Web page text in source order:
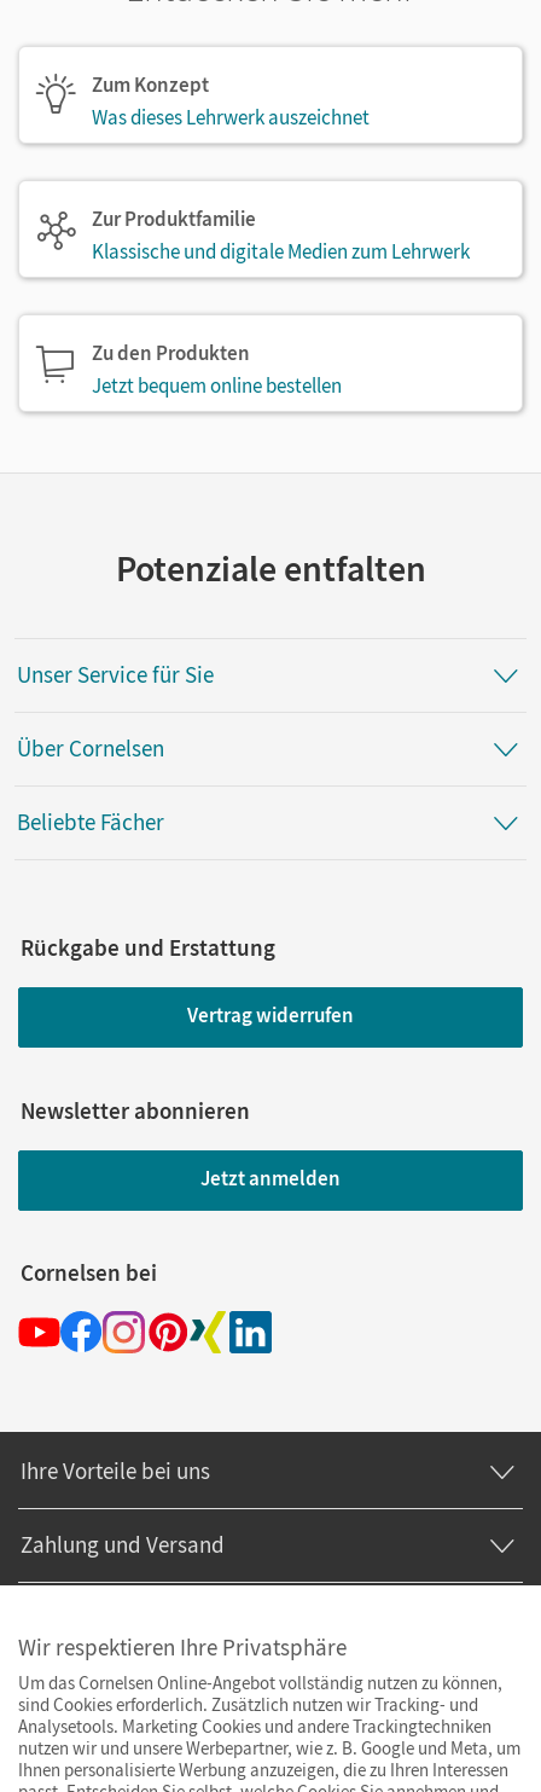
Zum Konzept
Was dieses Lehrwerk auszeichnet
Zur Produktfamilie
Klassische und digitale Medien zum Lehrwerk
Zu den Produkten
Jetzt bequem online bestellen
Potenziale entfalten
Unser Service für Sie
Über Cornelsen
Beliebte Fächer
Rückgabe und Erstattung
Vertrag widerrufen
Newsletter abonnieren
Jetzt anmelden
Cornelsen bei
Ihre Vorteile bei uns
Zahlung und Versand
Wir respektieren Ihre Privatsphäre
Um das Cornelsen Online-Angebot vollständig nutzen zu können,
sind Cookies erforderlich. Zusätzlich nutzen wir Tracking- und
Analysetools. Marketing Cookies und andere Trackingtechniken
nutzen wir und unsere Werbepartner, wie z. B. Google und Meta, um
Ihnen personalisierte Werbung anzuzeigen, die zu Ihren Interessen